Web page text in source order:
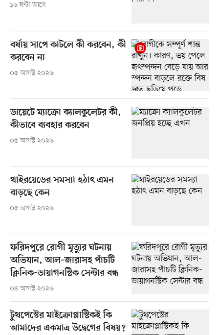
১৬ ঘণ্টা আগে
বর্ষায় সাপে কাটলে কী করবেন, কী
করবেন না
০৫ আগস্ট ২০২৬
ডায়েটে ম্যাক্রো ক্যালকুলেটর কী,
কীভাবে ব্যবহার করবেন
০৫ আগস্ট ২০২৬
থাইরয়েডের সমস্যা হঠাৎ এমন
বাড়ছে কেন
০৫ আগস্ট ২০২৬
ফরিদপুরে রোগী মৃত্যুর ঘটনায়
অভিযান, আল-জারাসহ পাঁচটি
ক্লিনিক-ডায়াগনস্টিক সেন্টার বন্ধ
০৪ আগস্ট ২০২৬
টুথপেস্টের মাইক্রোপ্লাস্টিকই কি
আমাদের একমাত্র উদ্বেগের বিষয়?